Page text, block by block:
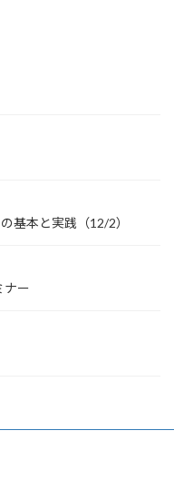
基本と実践（12/2）
ナー